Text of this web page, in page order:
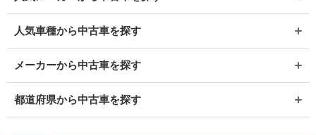
人気車種から中古車を探す
メーカーから中古車を探す
都道府県から中古車を探す